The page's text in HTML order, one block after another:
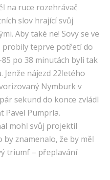
na ruce rozehrávač
slov hrající svůj
Aby také ne! Sovy se ve
probily teprve potřetí do
po 38 minutách byli tak
nájezd 22letého
Nymburk v
sekund do konce zvládl
Pavel Pumprla.
mohl svůj projektil
znamenalo, že by měl
triumf – přeplavání